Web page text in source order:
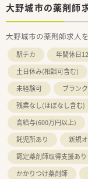
大野城市の薬剤師
大野城市の薬剤師求人
駅チカ 年間休日
土日休み(相談可含む)
未経験可
ブラン
残業なし(ほぼなし含む)
高給与(600万円以上)
託児所あり
新規
認定薬剤師取得支援あり
かかりつけ薬剤師